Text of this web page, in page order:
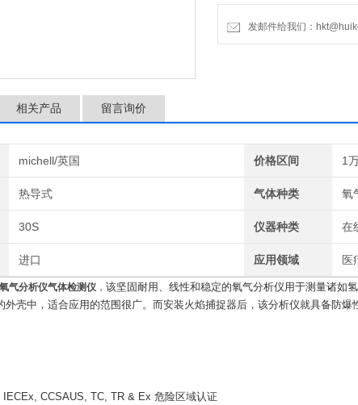
发邮件给我们：
相关产品 留言询价
michell/英国 价格区间 1
热导式 气体种类 氧
30S 仪器种类 在
进口 应用领域 医
气分析仪气体检测仪 ， 该坚固耐用、线性和稳定的氧气分析仪用于测量诸如
外壳中，适合应用的范围很广。而安装火焰捕捉器后，该分析仪就具备防爆
IECEx, CCSAUS, TC, TR & Ex 危险区域认证